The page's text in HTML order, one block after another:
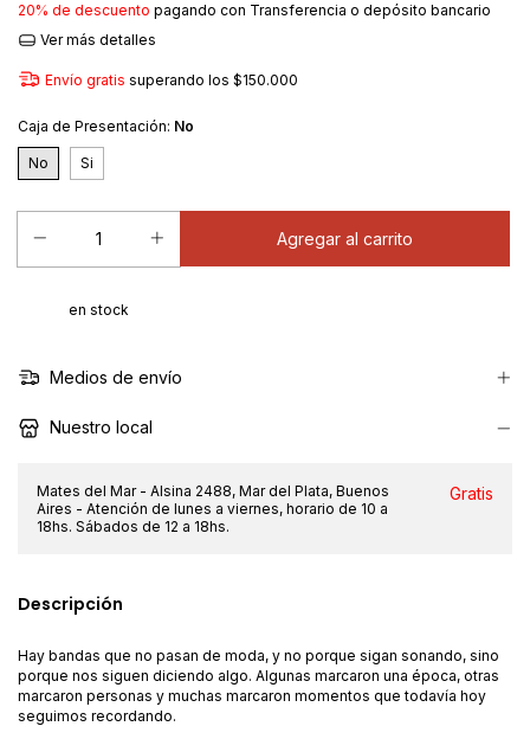
20% de descuento pagando con Transferencia o depósito bancario
Ver más detalles
Envío gratis superando los $150.000
Caja de Presentación: No
No Si
en stock
Medios de envío
Nuestro local
Mates del Mar - Alsina 2488, Mar del Plata, Buenos
Aires - Atención de lunes a viernes, horario de 10 a
18hs. Sábados de 12 a 18hs.
Gratis
Descripción
Hay bandas que no pasan de moda, y no porque sigan sonando, sino
porque nos siguen diciendo algo. Algunas marcaron una época, otras
marcaron personas y muchas marcaron momentos que todavía hoy
seguimos recordando.